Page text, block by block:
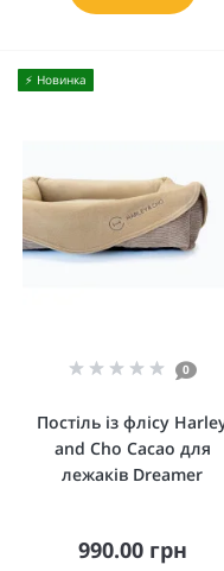
⚡️ Новинка
0
Постіль із флісу
and Cho Cacao для
лежаків Dreamer
990.00 грн